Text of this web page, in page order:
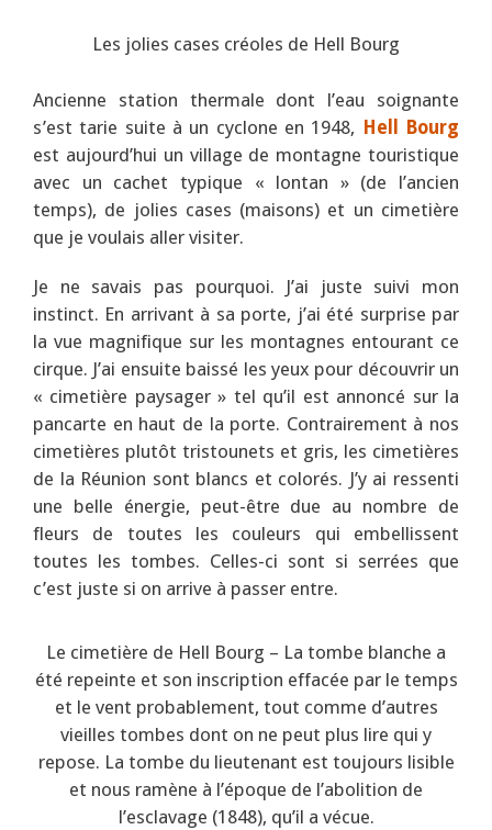
Les jolies cases créoles de Hell Bourg
Ancienne station thermale dont l’eau soignante
s’est tarie suite à un cyclone en 1948, Hell Bourg
est aujourd’hui un village de montagne touristique
avec un cachet typique « lontan » (de l’ancien
temps), de jolies cases (maisons) et un cimetière
que je voulais aller visiter.
Je ne savais pas pourquoi. J’ai juste suivi mon
instinct. En arrivant à sa porte, j’ai été surprise par
la vue magnifique sur les montagnes entourant ce
cirque. J’ai ensuite baissé les yeux pour découvrir un
« cimetière paysager » tel qu’il est annoncé sur la
pancarte en haut de la porte. Contrairement à nos
cimetières plutôt tristounets et gris, les cimetières
de la Réunion sont blancs et colorés. J’y ai ressenti
une belle énergie, peut-être due au nombre de
fleurs de toutes les couleurs qui embellissent
toutes les tombes. Celles-ci sont si serrées que
c’est juste si on arrive à passer entre.
Le cimetière de Hell Bourg – La tombe blanche a
été repeinte et son inscription effacée par le temps
et le vent probablement, tout comme d’autres
vieilles tombes dont on ne peut plus lire qui y
repose. La tombe du lieutenant est toujours lisible
et nous ramène à l’époque de l’abolition de
l’esclavage (1848), qu’il a vécue.